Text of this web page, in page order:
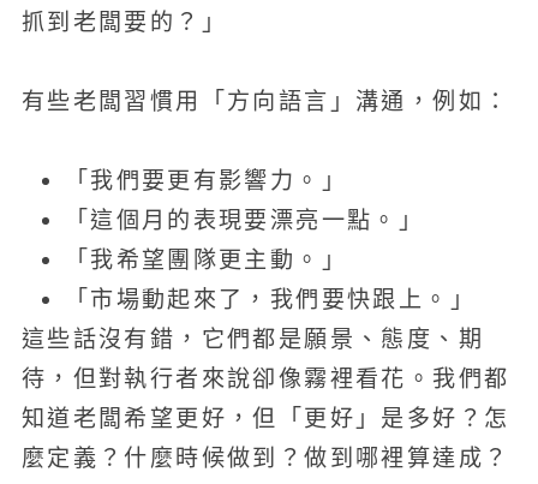
抓到老闆要的？」
有些老闆習慣用「方向語言」溝通，例如：
「我們要更有影響力。」
「這個月的表現要漂亮一點。」
「我希望團隊更主動。」
「市場動起來了，我們要快跟上。」
這些話沒有錯，它們都是願景、態度、期
待，但對執行者來說卻像霧裡看花。我們都
知道老闆希望更好，但「更好」是多好？怎
麼定義？什麼時候做到？做到哪裡算達成？